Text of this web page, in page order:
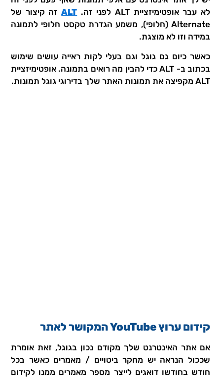
לא עבר אופטימיזציית ALT לפני זה.
ALTזה קיצור של
Alternate (חלופי), משמע הגדרת טקסט חלופי לתמונה
במידה וזו לא מוצגת.
כאשר כיום גם גוגל וגם בעלי לקות ראייה עושים שימוש
בכתוב ב- ALT כדי להבין מה רואים בתמונה. אופטימיזציית
ALT מקפיצה את תמונות האתר שלך בדירוגי גוגל תמונות.
קידום ערוץ YouTube המקושר לאתר
אם אתר האינטרנט שלך מקודם נכון בגוגל, זאת אומרת
שככול הנראה יש מחקר ביטויים / מאמרים כאשר בכל
חודש בחודשו דואגים לייצר מספר מאמרים ממנו לקידום